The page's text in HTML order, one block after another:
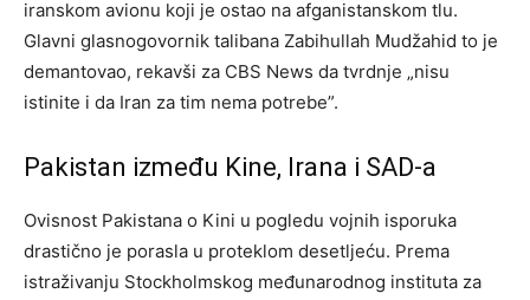
iranskom avionu koji je ostao na afganistanskom tlu.
Glavni glasnogovornik talibana Zabihullah Mudžahid to je
demantovao, rekavši za CBS News da tvrdnje „nisu
istinite i da Iran za tim nema potrebe”.
Pakistan između Kine, Irana i SAD-a
Ovisnost Pakistana o Kini u pogledu vojnih isporuka
drastično je porasla u proteklom desetljeću. Prema
istraživanju Stockholmskog međunarodnog instituta za